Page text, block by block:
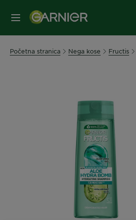
MENI
Početna stranica Nega kose Fructis